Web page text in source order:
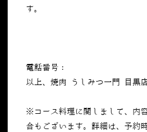
す。
電話番号：
以上、焼肉 うしみつ一門 目黒
※コース料理に関しまして、内
合もございます。詳細は、予約